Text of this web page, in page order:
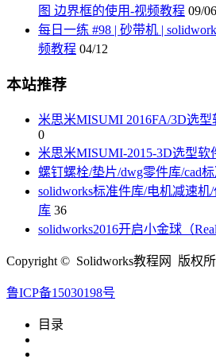
图 边界框的使用-视频教程 09/06
每日一练 #98 | 砂带机 |
频教程 04/12
本站推荐
米思米MISUMI 2016FA/3D选
0
米思米MISUMI-2015-3D选型软
螺钉螺栓/垫片/dwg零件库/cad
solidworks标准件库/电机减速
库 36
solidworks2016开启小金球（
Copyright © Solidworks教程网 版权
鲁ICP备15030198号
目录